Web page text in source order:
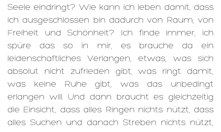
Seele eindringt? Wie kann ich leben damit, dass
ich ausgeschlossen bin dadurch von Raum, von
Freiheit und Schönheit? Ich finde immer, ich
spüre das so in mir, es brauche da ein
leidenschaftliches Verlangen, etwas, was sich
absolut nicht zufrieden gibt, was ringt damit,
was keine Ruhe gibt, was das unbedingt
erlangen will. Und dann braucht es gleichzeitig
die Einsicht, dass alles Ringen nichts nützt, dass
alles Suchen und danach Streben nichts nützt,